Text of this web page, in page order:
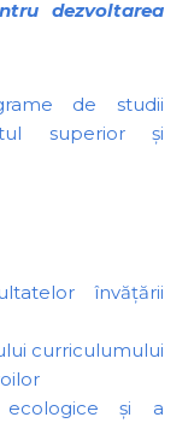
dezvoltarea
de studii
superior și
învățării
curriculumului
ecologice și a